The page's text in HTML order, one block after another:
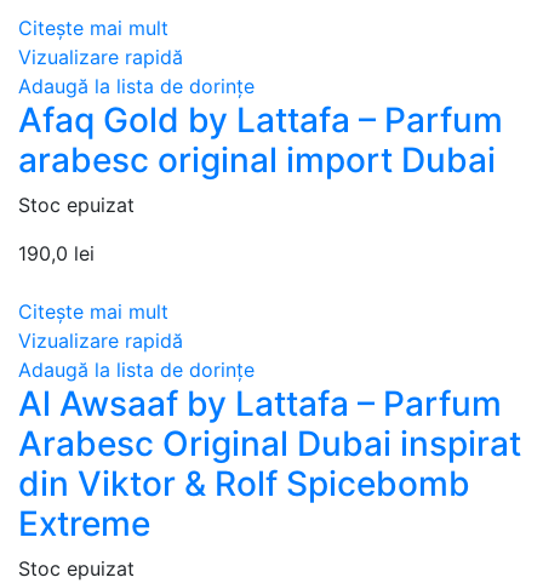
Citește mai mult
Vizualizare rapidă
Adaugă la lista de dorințe
Afaq Gold by Lattafa – Parfum
arabesc original import Dubai
Stoc epuizat
190,0 lei
Citește mai mult
Vizualizare rapidă
Adaugă la lista de dorințe
Al Awsaaf by Lattafa – Parfum
Arabesc Original Dubai inspirat
din Viktor & Rolf Spicebomb
Extreme
Stoc epuizat